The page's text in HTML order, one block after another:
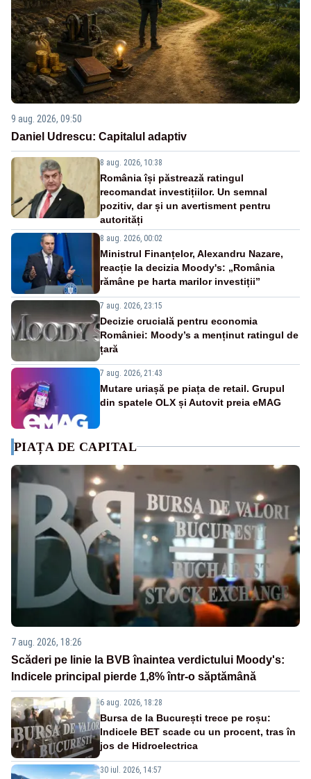
9 aug. 2026, 09:50
Daniel Udrescu: Capitalul adaptiv
8 aug. 2026, 10:38
România își păstrează ratingul
recomandat investițiilor. Un semnal
pozitiv, dar și un avertisment pentru
autorități
8 aug. 2026, 00:02
Ministrul Finanțelor, Alexandru Nazare,
reacție la decizia Moody's: „România
rămâne pe harta marilor investiții”
7 aug. 2026, 23:15
Decizie crucială pentru economia
României: Moody’s a menținut ratingul de
țară
7 aug. 2026, 21:43
Mutare uriașă pe piața de retail. Grupul
din spatele OLX și Autovit preia eMAG
PIAȚA DE CAPITAL
7 aug. 2026, 18:26
Scăderi pe linie la BVB înaintea verdictului Moody's:
Indicele principal pierde 1,8% într-o săptămână
6 aug. 2026, 18:28
Bursa de la București trece pe roșu:
Indicele BET scade cu un procent, tras în
jos de Hidroelectrica
30 iul. 2026, 14:57